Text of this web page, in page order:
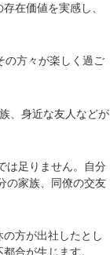
在価値を実感し、
方々が楽しく過ご
、身近な友人などが
は足りません。自分
の家族、同僚の交友
方が出社したとし
合が生じます。